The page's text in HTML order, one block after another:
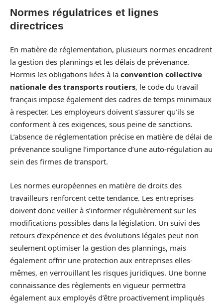
Normes régulatrices et lignes
directrices
En matière de réglementation, plusieurs normes encadrent
la gestion des plannings et les délais de prévenance.
Hormis les obligations liées à la convention collective
nationale des transports routiers, le code du travail
français impose également des cadres de temps minimaux
à respecter. Les employeurs doivent s’assurer qu’ils se
conforment à ces exigences, sous peine de sanctions.
L’absence de réglementation précise en matière de délai de
prévenance souligne l’importance d’une auto-régulation au
sein des firmes de transport.
Les normes européennes en matière de droits des
travailleurs renforcent cette tendance. Les entreprises
doivent donc veiller à s’informer régulièrement sur les
modifications possibles dans la législation. Un suivi des
retours d’expérience et des évolutions légales peut non
seulement optimiser la gestion des plannings, mais
également offrir une protection aux entreprises elles-
mêmes, en verrouillant les risques juridiques. Une bonne
connaissance des règlements en vigueur permettra
également aux employés d’être proactivement impliqués